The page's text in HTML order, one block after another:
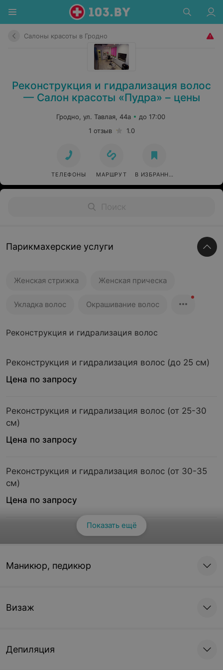
Салоны красоты в Гродно
Реконструкция и гидрализация волос
— Салон красоты «Пудра» – цены
Гродно, ул. Тавлая, 44а
до 17:00
1 отзыв
1.0
ТЕЛЕФОНЫ МАРШРУТ В ИЗБРАННОЕ
Парикмахерские услуги
Женская стрижка Женская прическа
Укладка волос Окрашивание волос
Реконструкция и гидрализация волос
Реконструкция и гидрализация волос (до 25 см)
Цена по запросу
Реконструкция и гидрализация волос (от 25-30
см)
Цена по запросу
Реконструкция и гидрализация волос (от 30-35
см)
Цена по запросу
Реконструкция и гидрализация волос (от 35-40
см)
Цена по запросу
см)
Реконструкция и гидрализация волос (от 45-50
Смотреть все
Показать ещё
Маникюр, педикюр
Визаж
Депиляция